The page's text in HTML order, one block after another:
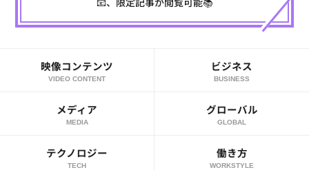
映像コンテンツ
VIDEO CONTENT
ビジネス
BUSINESS
メディア
MEDIA
グローバル
GLOBAL
テクノロジー
TECH
働き方
WORKSTYLE